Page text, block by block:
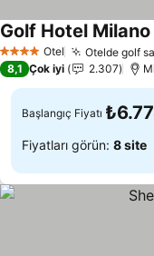
4 Yıldız Otel Otelde golf
Golf Hotel Milano
8,1 Çok iyi 2.307
Başlangıç Fiyatı
Fiyatları görün: 8 site